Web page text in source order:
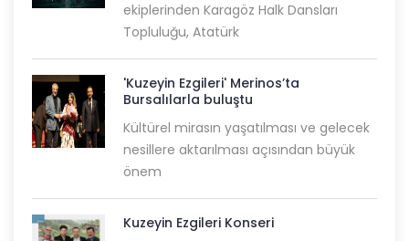
ekiplerinden Karagöz Halk Dansları
Topluluğu, Atatürk
'Kuzeyin Ezgileri' Merinos’ta
Bursalılarla buluştu
Kültürel mirasın yaşatılması ve gelecek
nesillere aktarılması açısından büyük
önem
Kuzeyin Ezgileri Konseri